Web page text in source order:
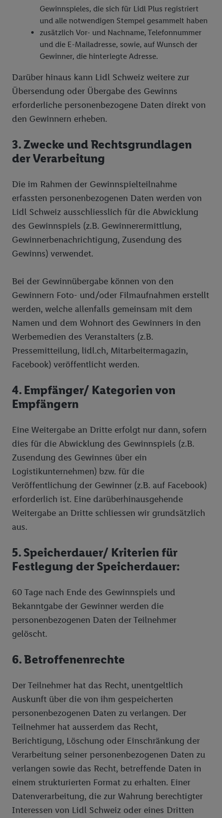
Gewinnspieles, die sich für Lidl Plus registriert
und alle notwendigen Stempel gesammelt haben
zusätzlich Vor- und Nachname, Telefonnummer
und die E-Mailadresse, sowie, auf Wunsch der
Gewinner, die hinterlegte Adresse.
Darüber hinaus kann Lidl Schweiz weitere zur
Übersendung oder Übergabe des Gewinns
erforderliche personenbezogene Daten direkt von
den Gewinnern erheben.
3. Zwecke und Rechtsgrundlagen
der Verarbeitung
Die im Rahmen der Gewinnspielteilnahme
erfassten personenbezogenen Daten werden von
Lidl Schweiz ausschliesslich für die Abwicklung
des Gewinnspiels (z.B. Gewinnerermittlung,
Gewinnerbenachrichtigung, Zusendung des
Gewinns) verwendet.
Bei der Gewinnübergabe können von den
Gewinnern Foto- und/oder Filmaufnahmen erstellt
werden, welche allenfalls gemeinsam mit dem
Namen und dem Wohnort des Gewinners in den
Werbemedien des Veranstalters (z.B.
Pressemitteilung, lidl.ch, Mitarbeitermagazin,
Facebook) veröffentlicht werden.
4. Empfänger/ Kategorien von
Empfängern
Eine Weitergabe an Dritte erfolgt nur dann, sofern
dies für die Abwicklung des Gewinnspiels (z.B.
Zusendung des Gewinnes über ein
Logistikunternehmen) bzw. für die
Veröffentlichung der Gewinner (z.B. auf Facebook)
erforderlich ist. Eine darüberhinausgehende
Weitergabe an Dritte schliessen wir grundsätzlich
aus.
5. Speicherdauer/ Kriterien für
Festlegung der Speicherdauer:
60 Tage nach Ende des Gewinnspiels und
Bekanntgabe der Gewinner werden die
personenbezogenen Daten der Teilnehmer
gelöscht.
6. Betroffenenrechte
Der Teilnehmer hat das Recht, unentgeltlich
Auskunft über die von ihm gespeicherten
personenbezogenen Daten zu verlangen. Der
Teilnehmer hat ausserdem das Recht,
Berichtigung, Löschung oder Einschränkung der
Verarbeitung seiner personenbezogenen Daten zu
verlangen sowie das Recht, betreffende Daten in
einem strukturierten Format zu erhalten. Einer
Datenverarbeitung, die zur Wahrung berechtigter
Interessen von Lidl Schweiz oder eines Dritten